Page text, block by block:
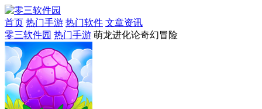
首页 热门手游 热门软件 文章资讯
零三软件园 热门手游 萌龙进化论奇幻冒险